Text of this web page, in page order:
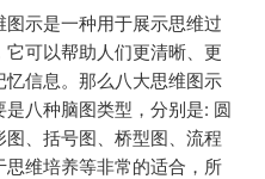
示是一种用于展示思维过
可以帮助人们更清晰、更
信息。那么八大思维图示
八种脑图类型，分别是: 圆
、括号图、桥型图、流程
维培养等非常的适合，所